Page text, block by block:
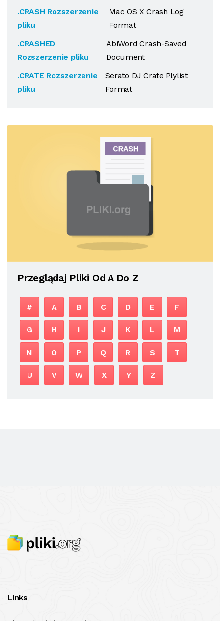
.CRASH Rozszerzenie
pliku
Mac OS X Crash Log
Format
.CRASHED
Rozszerzenie pliku
AbiWord Crash-Saved
Document
.CRATE Rozszerzenie
pliku
Serato DJ Crate Plylist
Format
Przeglądaj Pliki Od A Do Z
# A B C D E F
G H I J K L M
N O P Q R S T
U V W X Y Z
Links